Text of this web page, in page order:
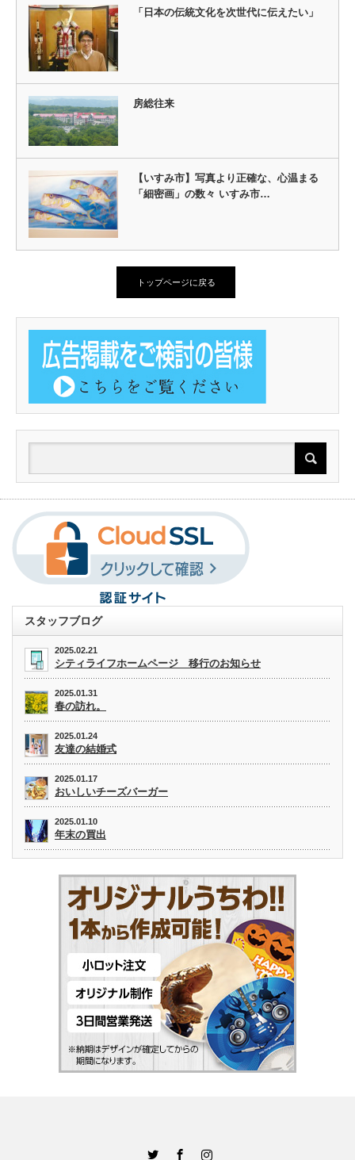
「日本の伝統文化を次世代に伝えたい」
房総往来
【いすみ市】写真より正確な、心温まる
「細密画」の数々 いすみ市…
トップページに戻る
スタッフブログ
2025.02.21
シティライフホームページ 移行のお知らせ
2025.01.31
春の訪れ。
2025.01.24
友達の結婚式
2025.01.17
おいしいチーズバーガー
2025.01.10
年末の買出